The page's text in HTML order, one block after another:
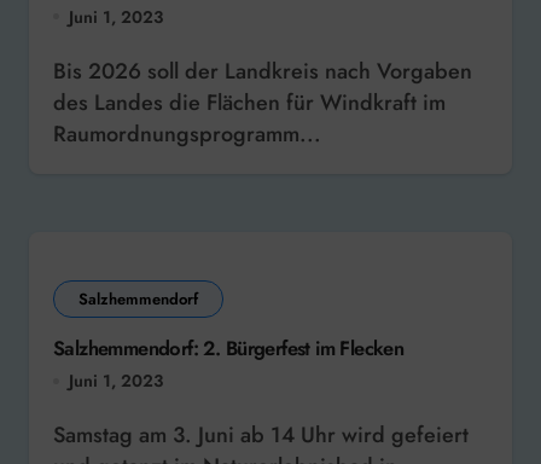
Juni 1, 2023
Bis 2026 soll der Landkreis nach Vorgaben
des Landes die Flächen für Windkraft im
Raumordnungsprogramm...
Salzhemmendorf
Salzhemmendorf: 2. Bürgerfest im Flecken
Juni 1, 2023
Samstag am 3. Juni ab 14 Uhr wird gefeiert